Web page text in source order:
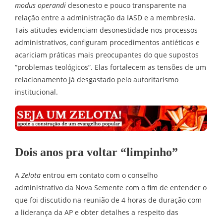
modus operandi desonesto e pouco transparente na
relação entre a administração da IASD e a membresia.
Tais atitudes evidenciam desonestidade nos processos
administrativos, configuram procedimentos antiéticos e
acariciam práticas mais preocupantes do que supostos
“problemas teológicos”. Elas fortalecem as tensões de um
relacionamento já desgastado pelo autoritarismo
institucional.
Dois anos pra voltar “limpinho”
A Zelota entrou em contato com o conselho
administrativo da Nova Semente com o fim de entender o
que foi discutido na reunião de 4 horas de duração com
a liderança da AP e obter detalhes a respeito das